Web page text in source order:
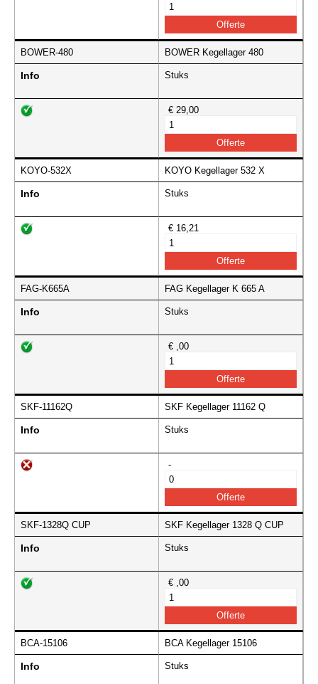
BOWER-480 BOWER Kegellager 480
Info Stuks
€ 29,00
KOYO-532X KOYO Kegellager 532 X
Info Stuks
€ 16,21
FAG-K665A FAG Kegellager K 665 A
Info Stuks
€ ,00
SKF-11162Q SKF Kegellager 11162 Q
Info Stuks
-
SKF-1328Q CUP SKF Kegellager 1328 Q CUP
Info Stuks
€ ,00
BCA-15106 BCA Kegellager 15106
Info Stuks